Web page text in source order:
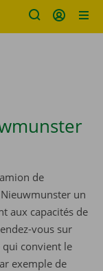
de
un
aux capacités de
vous sur
convient le
exemple de